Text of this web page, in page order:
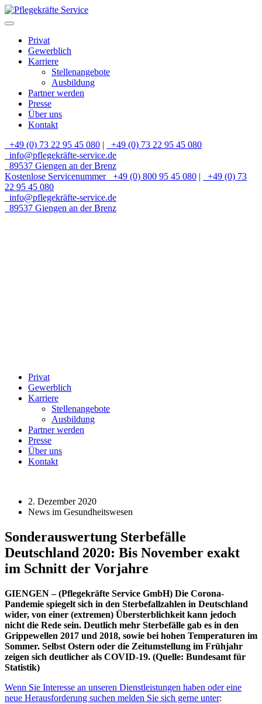
Privat
Gewerblich
Karriere
Stellenangebote
Ausbildung
Partner werden
Presse
Über uns
Kontakt
+49 (0) 73 22 95 45 080 |
+49 (0) 73 22 95 45 080
info@pflegekräfte-service.de
89537 Giengen an der Brenz
Kostenlose Servicenummer
+49 (0) 800 95 45 080 |
+49 (0) 73
22 95 45 080
info@pflegekräfte-service.de
89537 Giengen an der Brenz
Privat
Gewerblich
Karriere
Stellenangebote
Ausbildung
Partner werden
Presse
Über uns
Kontakt
2. Dezember 2020
News im Gesundheitswesen
Sonderauswertung Sterbefälle
Deutschland 2020: Bis November exakt
im Schnitt der Vorjahre
GIENGEN – (Pflegekräfte Service GmbH) Die Corona-
Pandemie spiegelt sich in den Sterbefallzahlen in Deutschland
wider, von einer (extremen) Übersterblichkeit kann jedoch
nicht die Rede sein. Deutlich mehr Sterbefälle gab es in den
Grippewellen 2017 und 2018, sowie bei hohen Temperaturen im
Sommer. Selbst Ostern oder die Zeitumstellung im Frühjahr
zeigen sich deutlicher als COVID-19. (Quelle: Bundesamt für
Statistik)
Wenn Sie Interesse an unseren Dienstleistungen haben oder eine
neue Herausforderung suchen melden Sie sich gerne unter: